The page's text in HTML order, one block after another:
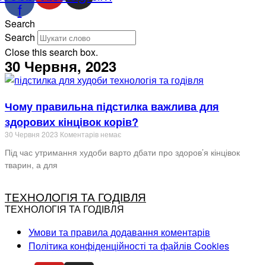
f
Search
Search
Close this search box.
30 Червня, 2023
Чому правильна підстилка важлива для
здорових кінцівок корів?
30 Червня 2023 Коментарів немає
Під час утримання худоби варто дбати про здоров’я кінцівок
тварин, а для
ТЕХНОЛОГІЯ ТА ГОДІВЛЯ
ТЕХНОЛОГІЯ ТА ГОДІВЛЯ
Умови та правила додавання коментарів
Політика конфіденційності та файлів Cookies